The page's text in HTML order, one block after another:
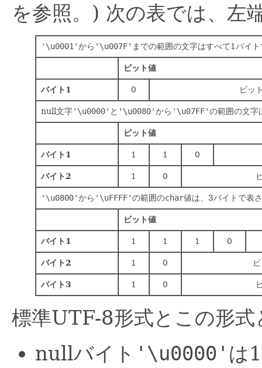
を参照。) 次の表では、左
'\u0001'から '\u007F' までの範囲の文字はすべて1バイ
ビット値
バイト1 0 ビッ
null文字'\u0000' と '\u0080'から '\u07FF'の範囲の文字
ビット値
バイト1 1 1 0
バイト2 1 0
'\u0800'から '\uFFFF'の範囲のchar値は、3バイトで表
ビット値
バイト1 1 1 1 0
バイト2 1 0
バイト3 1 0
標準UTF-8形式とこの形
nullバイト '\u0000' は